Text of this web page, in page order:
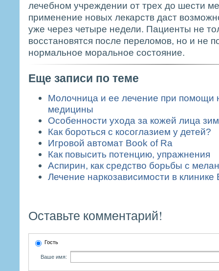
лечебном учреждении от трех до шести
применение новых лекарств даст
уже через четыре недели. Пациенты не
восстановятся после переломов, но и не
нормальное моральное состояние.
Еще записи по теме
Молочница и ее лечение при помощи
медицины
Особенности ухода за кожей лица
Как бороться с косоглазием у детей?
Игровой автомат Book of Ra
Как повысить потенцию, упражнения
Аспирин, как средство борьбы с
Лечение наркозависимости в клинике
Оставьте комментарий!
Гость
Ваше имя: